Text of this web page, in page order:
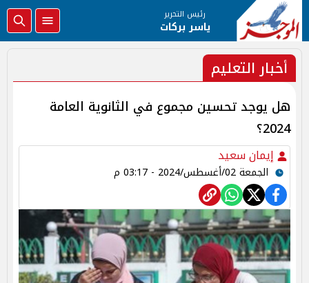
رئيس التحرير
ياسر بركات
أخبار التعليم
هل يوجد تحسين مجموع في الثانوية العامة
2024؟
إيمان سعيد
الجمعة 02/أغسطس/2024 - 03:17 م